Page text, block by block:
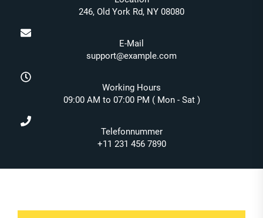
246, Old York Rd, NY 08080
E-Mail
support@example.com
Working Hours
09:00 AM to 07:00 PM ( Mon - Sat )
Telefonnummer
+11 231 456 7890